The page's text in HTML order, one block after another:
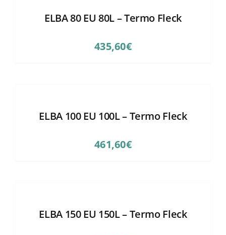
ELBA 80 EU 80L – Termo Fleck
435,60€
ELBA 100 EU 100L – Termo Fleck
461,60€
ELBA 150 EU 150L – Termo Fleck